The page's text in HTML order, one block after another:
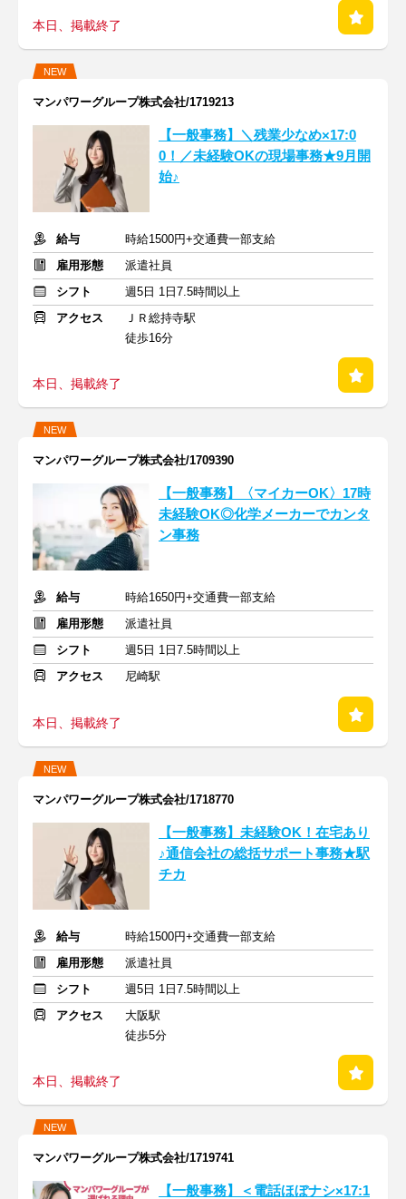
本日、掲載終了
NEW
マンパワーグループ株式会社/1719213
【一般事務】＼残業少なめ×17:0
0！／未経験OKの現場事務★9月開
始♪
給与
時給1500円+交通費一部支給
雇用形態
派遣社員
シフト
週5日 1日7.5時間以上
アクセス
ＪＲ総持寺駅
徒歩16分
本日、掲載終了
NEW
マンパワーグループ株式会社/1709390
【一般事務】〈マイカーOK〉17時
未経験OK◎化学メーカーでカンタ
ン事務
給与
時給1650円+交通費一部支給
雇用形態
派遣社員
シフト
週5日 1日7.5時間以上
アクセス
尼崎駅
本日、掲載終了
NEW
マンパワーグループ株式会社/1718770
【一般事務】未経験OK！在宅あり
♪通信会社の総括サポート事務★駅
チカ
給与
時給1500円+交通費一部支給
雇用形態
派遣社員
シフト
週5日 1日7.5時間以上
アクセス
大阪駅
徒歩5分
本日、掲載終了
NEW
マンパワーグループ株式会社/1719741
【一般事務】＜電話ほぼナシ×17:1